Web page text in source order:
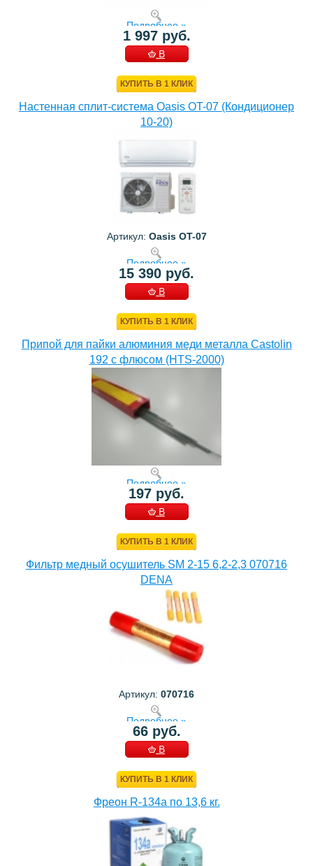
Подробнее »
1 997 руб.
В
КУПИТЬ В 1 КЛИК
Настенная сплит-система Oasis OT-07 (Кондиционер
10-20)
Артикул: Oasis OT-07
Подробнее »
15 390 руб.
В
КУПИТЬ В 1 КЛИК
Припой для пайки алюминия меди металла Castolin
192 с флюсом (HTS-2000)
Подробнее »
197 руб.
В
КУПИТЬ В 1 КЛИК
Фильтр медный осушитель SM 2-15 6,2-2,3 070716
DENA
Артикул: 070716
Подробнее »
66 руб.
В
КУПИТЬ В 1 КЛИК
Фреон R-134a по 13,6 кг.